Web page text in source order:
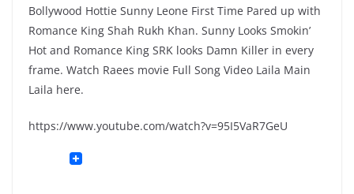
Bollywood Hottie Sunny Leone First Time Pared up with
Romance King Shah Rukh Khan. Sunny Looks Smokin’
Hot and Romance King SRK looks Damn Killer in every
frame. Watch Raees movie Full Song Video Laila Main
Laila here.
https://www.youtube.com/watch?v=95I5VaR7GeU